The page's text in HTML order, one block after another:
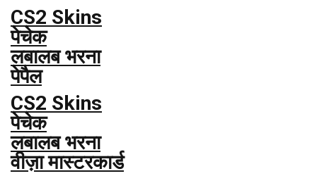
CS2 Skins
पेचेक
लबालब भरना
पेपैल
CS2 Skins
पेचेक
लबालब भरना
वीज़ा मास्टरकार्ड